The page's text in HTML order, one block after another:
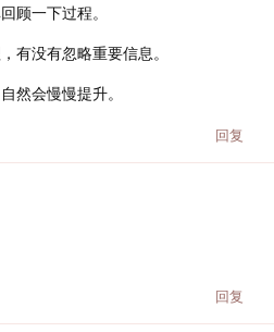
顾一下过程。
有没有忽略重要信息。
然会慢慢提升。
回复
回复